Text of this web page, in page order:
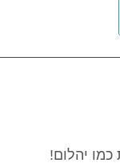
כמו יהלום!